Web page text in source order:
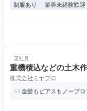
制服あり 業界未経験歓迎
正社員
重機積込などの土木
株式会社ミヤプロ
金髪もピアスもノープロ